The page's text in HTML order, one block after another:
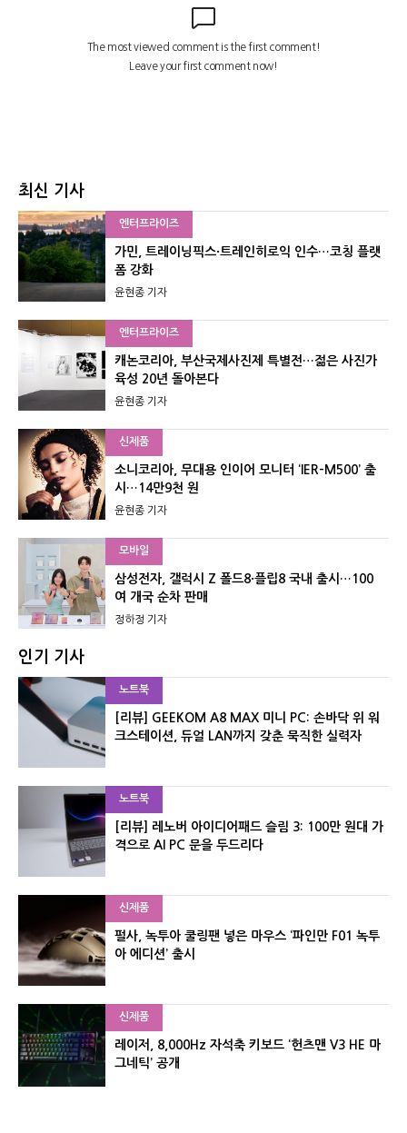
최신 기사
엔터프라이즈
가민, 트레이닝픽스·트레인히로익 인수…코칭 플랫
폼 강화
윤현종 기자
엔터프라이즈
캐논코리아, 부산국제사진제 특별전…젊은 사진가
육성 20년 돌아본다
윤현종 기자
신제품
소니코리아, 무대용 인이어 모니터 ‘IER-M500’ 출
시…14만9천 원
윤현종 기자
모바일
삼성전자, 갤럭시 Z 폴드8·플립8 국내 출시…100
여 개국 순차 판매
정하정 기자
인기 기사
노트북
[리뷰] GEEKOM A8 MAX 미니 PC: 손바닥 위 워
크스테이션, 듀얼 LAN까지 갖춘 묵직한 실력자
노트북
[리뷰] 레노버 아이디어패드 슬림 3: 100만 원대 가
격으로 AI PC 문을 두드리다
신제품
펄사, 녹투아 쿨링팬 넣은 마우스 ‘파인만 F01 녹투
아 에디션’ 출시
신제품
레이저, 8,000Hz 자석축 키보드 ‘헌츠맨 V3 HE 마
그네틱’ 공개